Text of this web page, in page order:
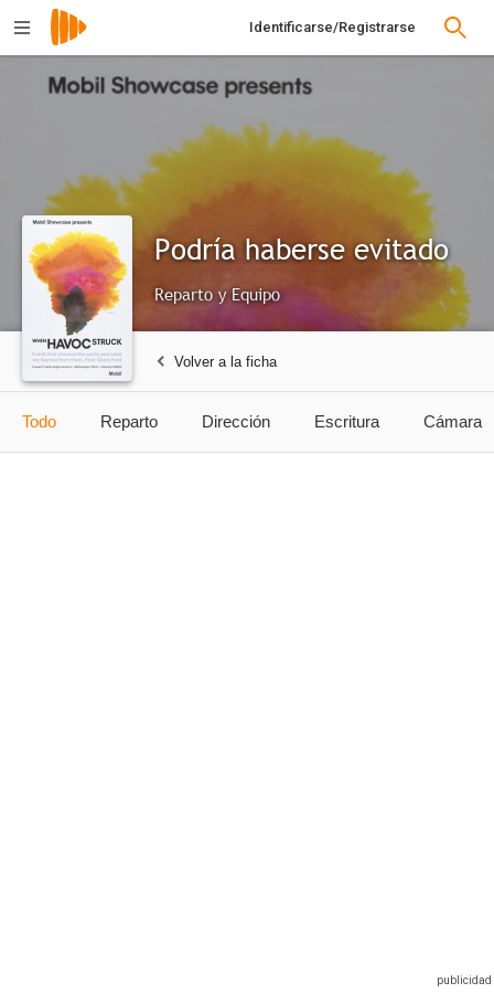
Identificarse/Registrarse
Podría haberse evitado
Reparto y Equipo
Volver a la ficha
Todo Reparto Dirección Escritura Cámara